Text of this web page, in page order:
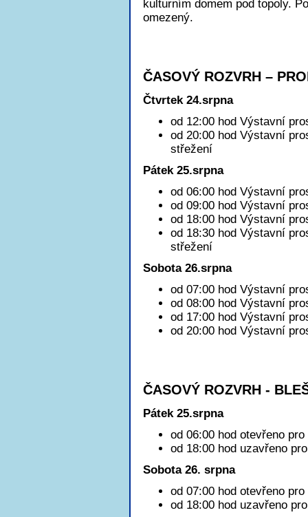
kulturním domem pod topoly.
omezený.
ČASOVÝ ROZVRH –
Čtvrtek 24.srpna
od 12:00 hod Výstavní
od 20:00 hod Výstavní
střežení
Pátek 25.srpna
od 06:00 hod Výstavní
od 09:00 hod Výstavní
od 18:00 hod Výstavní
od 18:30 hod Výstavní
střežení
Sobota 26.srpna
od 07:00 hod Výstavní
od 08:00 hod Výstavní
od 17:00 hod Výstavní
od 20:00 hod Výstavní
ČASOVÝ ROZVRH -
Pátek 25.srpna
od 06:00 hod otevřeno
od 18:00 hod uzavřeno
Sobota 26. srpna
od 07:00 hod otevřeno
od 18:00 hod uzavřeno